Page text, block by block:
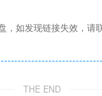
，如发现链接失效，请
THE END